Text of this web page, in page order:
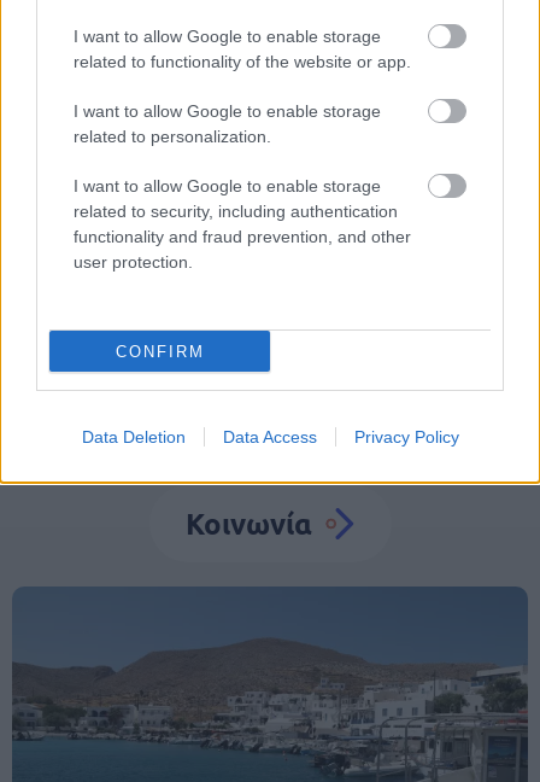
I want to allow Google to enable storage
related to functionality of the website or app.
I want to allow Google to enable storage
related to personalization.
I want to allow Google to enable storage
related to security, including authentication
functionality and fraud prevention, and other
user protection.
CONFIRM
Data Deletion Data Access Privacy Policy
εργασίας με απολυτήριο γυμνασίου
ΑΔΕΔΥ Στάση εργασίας Δημόσιοι Υπάλληλοι
Κοινωνία